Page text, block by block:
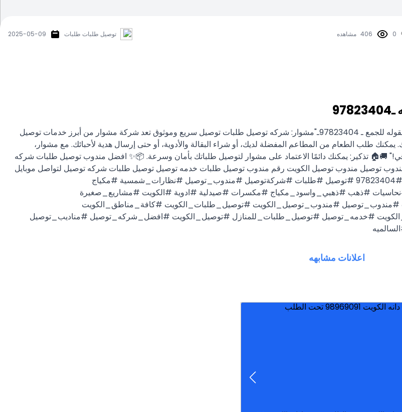
0
406 مشاهده توصيل طلبات طلبات 2025-05-09
شركه توصيل طلبات في الكويت ـ خدمة توصيل 24ساعه خدمات توصيل بأسعارمعقوله للجمع ـ 97823404ـ"مشوار: شركه توصيل طلبات توصيل سريع وموثوق تعد شركة مشوار من أبرز خدمات توصيل
طلب الطعام من المطاعم المفضلة لديك، أو شراء البقالة والأدوية، أو حتى إرسال هدية لأحبائك. مع مشوار،
🚚🏠 تذكير: يمكنك دائمًا الاعتماد على مشوار لتوصيل طلباتك بأمان وسرعة. 📦✨ افضل مندوب توصيل طلبات شركه
توصيل مندوب توصيل الكويت رقم مندوب توصيل طلبات خدمه توصيل توصيل طلبات شركه توصيل لتواصل موبايل
📲 97823404 66059702أبو محمد ابوالنجا* #طعام #مكياج #نظارات_اصلية #97823404 #توصيل #طلبات #شركةتوصيل #مندوب_توصيل #نظارات_شمسية #مكياج
#ذهب #ذهبي_واسود_مكياج #مكسرات #صيدلية #ادوية #الكويت #مشاريع_صغيرة
#مندوب_توصيل_الكويت #توصيل_طلبات_الكويت #كافة_مناطق_الكويت
#خدمه_توصيل #توصيل_طلبات_للمنازل #توصيل_الكويت #افضل_شركه_توصيل #مناديب_توصيل
اعلانات مشابهه
اتصل بنا نصل 98969091